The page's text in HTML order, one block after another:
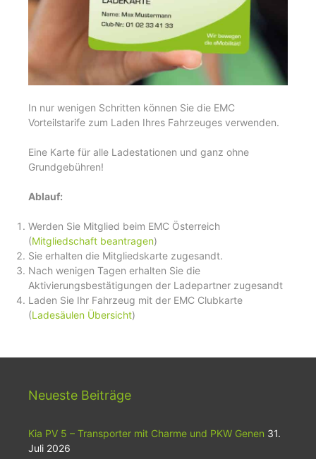
In nur wenigen Schritten können Sie die EMC
Vorteilstarife zum Laden Ihres Fahrzeuges verwenden.
Eine Karte für alle Ladestationen und ganz ohne
Grundgebühren!
Ablauf:
Werden Sie Mitglied beim EMC Österreich
(Mitgliedschaft beantragen)
Sie erhalten die Mitgliedskarte zugesandt.
Nach wenigen Tagen erhalten Sie die
Aktivierungsbestätigungen der Ladepartner zugesandt
Laden Sie Ihr Fahrzeug mit der EMC Clubkarte
(Ladesäulen Übersicht)
Neueste Beiträge
Kia PV 5 – Transporter mit Charme und PKW Genen 31.
Juli 2026